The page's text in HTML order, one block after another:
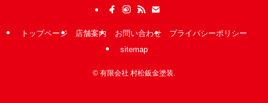
トップページ 店舗案内 お問い合わせ
プライバシーポリシー
sitemap
© 有限会社 村松鈑金塗装.